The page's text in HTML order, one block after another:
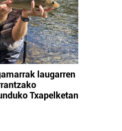
laugarren
Txapelketan